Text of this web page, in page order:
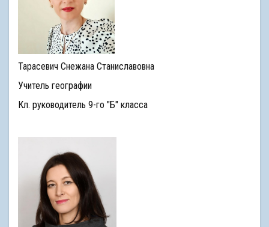
Тарасевич Снежана Cтаниславовна
Учитель географии
Кл. руководитель 9-го "Б" класса